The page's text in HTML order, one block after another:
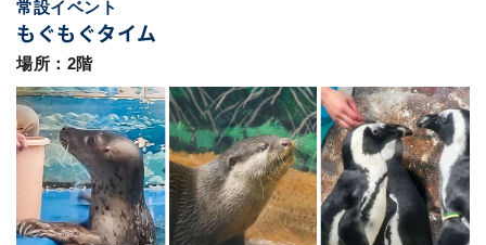
常設イベント
もぐもぐタイム
場所：2階